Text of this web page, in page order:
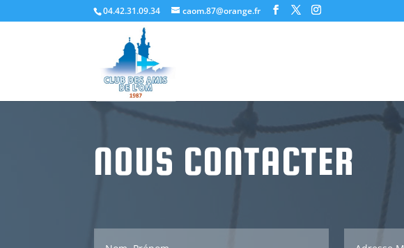
04.42.31.09.34 caom.87@orange.fr
NOUS CONTACTER